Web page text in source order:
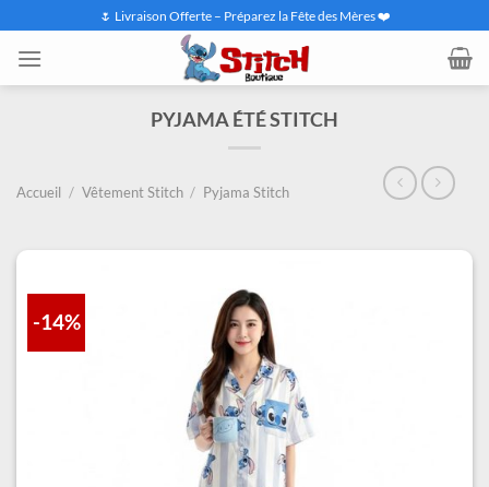
contenu
🌷 Livraison Offerte – Préparez la Fête des Mères ❤️
PYJAMA ÉTÉ STITCH
Accueil / Vêtement Stitch / Pyjama Stitch
-14%